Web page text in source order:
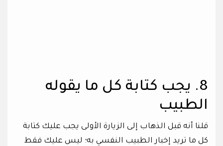
8. يجب كتابة كل ما يقوله
الطبيب
قلنا أنه قبل الذهاب إلى الزيارة الأولى يجب عليك كتابة
كل ما تريد إخبار الطبيب النفسي به؛ ليس عليك فقط